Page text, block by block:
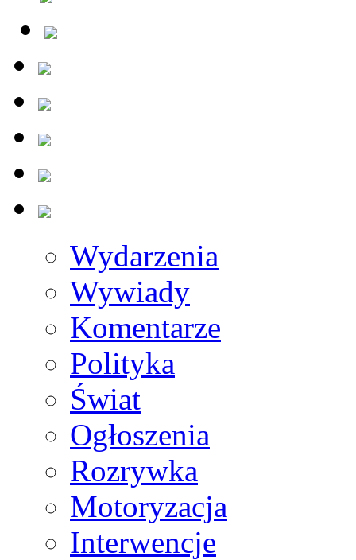
Wydarzenia
Wywiady
Komentarze
Polityka
Świat
Ogłoszenia
Rozrywka
Motoryzacja
Interwencje